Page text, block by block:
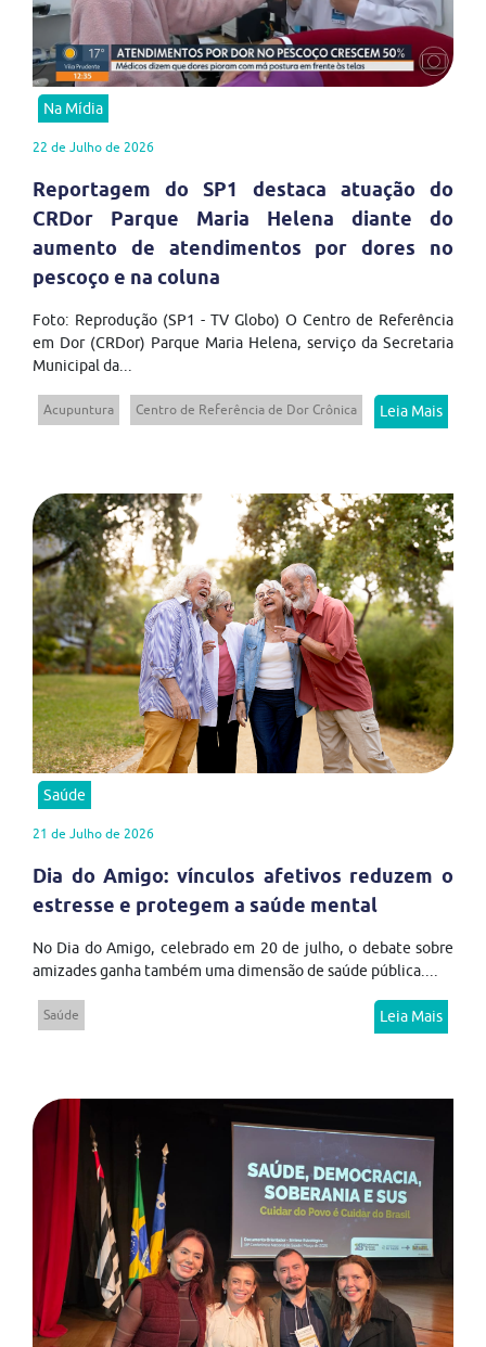
Na Mídia
22 de Julho de 2026
Reportagem do SP1 destaca atuação do
CRDor Parque Maria Helena diante do
aumento de atendimentos por dores no
pescoço e na coluna
Foto: Reprodução (SP1 - TV Globo) O Centro de Referência
em Dor (CRDor) Parque Maria Helena, serviço da Secretaria
Municipal da...
Acupuntura Centro de Referência de Dor Crônica Leia Mais
Saúde
21 de Julho de 2026
Dia do Amigo: vínculos afetivos reduzem o
estresse e protegem a saúde mental
No Dia do Amigo, celebrado em 20 de julho, o debate sobre
amizades ganha também uma dimensão de saúde pública....
Saúde Leia Mais